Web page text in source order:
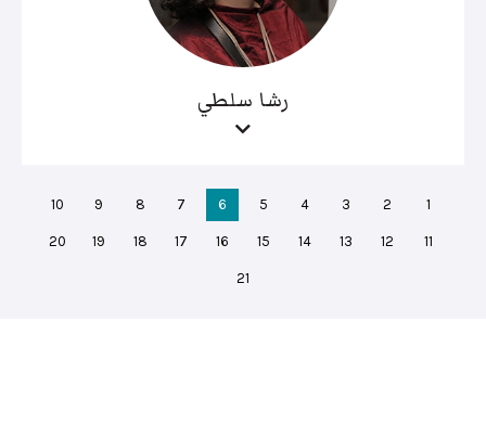
رشا سلطي
1
2
3
4
5
6
7
8
9
10
11
12
13
14
15
16
17
18
19
20
21